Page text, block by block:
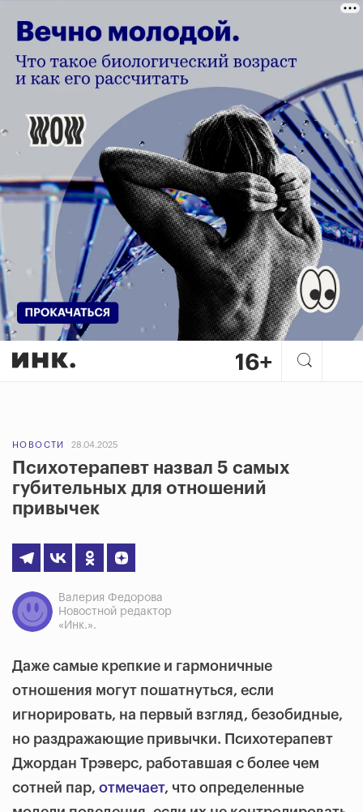
НОВОСТИ 28.04.2025
Психотерапевт назвал 5 самых
губительных для отношений
привычек
Валерия Федорова
Новостной редактор
«Инк.».
Даже самые крепкие и гармоничные
отношения могут пошатнуться, если
игнорировать, на первый взгляд, безобидные,
но раздражающие привычки. Психотерапевт
Джордан Трэверс, работавшая с более чем
сотней пар, отмечает, что определенные